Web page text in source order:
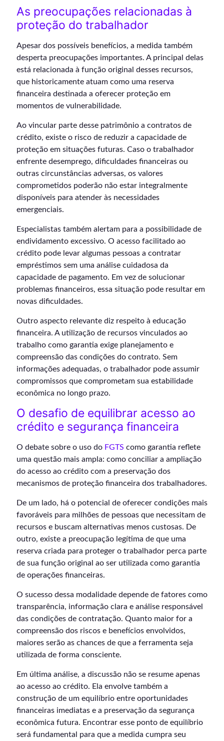
As preocupações relacionadas à
proteção do trabalhador
Apesar dos possíveis benefícios, a medida também
desperta preocupações importantes. A principal delas
está relacionada à função original desses recursos,
que historicamente atuam como uma reserva
financeira destinada a oferecer proteção em
momentos de vulnerabilidade.
Ao vincular parte desse patrimônio a contratos de
crédito, existe o risco de reduzir a capacidade de
proteção em situações futuras. Caso o trabalhador
enfrente desemprego, dificuldades financeiras ou
outras circunstâncias adversas, os valores
comprometidos poderão não estar integralmente
disponíveis para atender às necessidades
emergenciais.
Especialistas também alertam para a possibilidade de
endividamento excessivo. O acesso facilitado ao
crédito pode levar algumas pessoas a contratar
empréstimos sem uma análise cuidadosa da
capacidade de pagamento. Em vez de solucionar
problemas financeiros, essa situação pode resultar em
novas dificuldades.
Outro aspecto relevante diz respeito à educação
financeira. A utilização de recursos vinculados ao
trabalho como garantia exige planejamento e
compreensão das condições do contrato. Sem
informações adequadas, o trabalhador pode assumir
compromissos que comprometam sua estabilidade
econômica no longo prazo.
O desafio de equilibrar acesso ao
crédito e segurança financeira
O debate sobre o uso do FGTS como garantia reflete
uma questão mais ampla: como conciliar a ampliação
do acesso ao crédito com a preservação dos
mecanismos de proteção financeira dos trabalhadores.
De um lado, há o potencial de oferecer condições mais
favoráveis para milhões de pessoas que necessitam de
recursos e buscam alternativas menos custosas. De
outro, existe a preocupação legítima de que uma
reserva criada para proteger o trabalhador perca parte
de sua função original ao ser utilizada como garantia
de operações financeiras.
O sucesso dessa modalidade depende de fatores como
transparência, informação clara e análise responsável
das condições de contratação. Quanto maior for a
compreensão dos riscos e benefícios envolvidos,
maiores serão as chances de que a ferramenta seja
utilizada de forma consciente.
Em última análise, a discussão não se resume apenas
ao acesso ao crédito. Ela envolve também a
construção de um equilíbrio entre oportunidades
financeiras imediatas e a preservação da segurança
econômica futura. Encontrar esse ponto de equilíbrio
será fundamental para que a medida cumpra seu